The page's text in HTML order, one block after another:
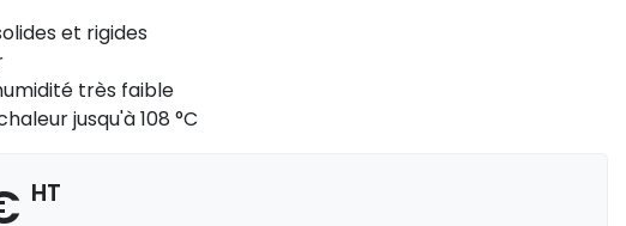
et rigides
très faible
jusqu'à 108 °C
HT